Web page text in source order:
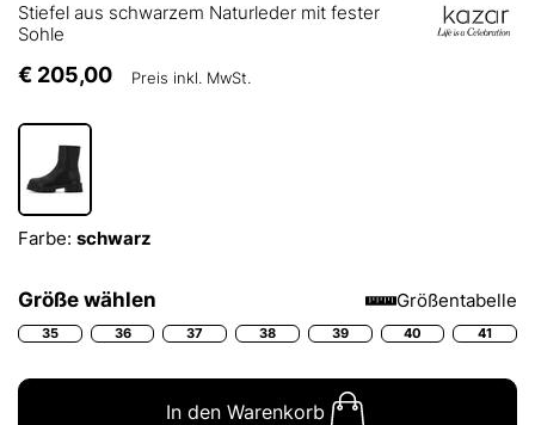
Stiefel aus schwarzem Naturleder mit fester
Sohle
€ 205,00 Preis inkl. MwSt.
Farbe: schwarz
Größe wählen Größentabelle
35 36 37 38 39 40 41
In den Warenkorb